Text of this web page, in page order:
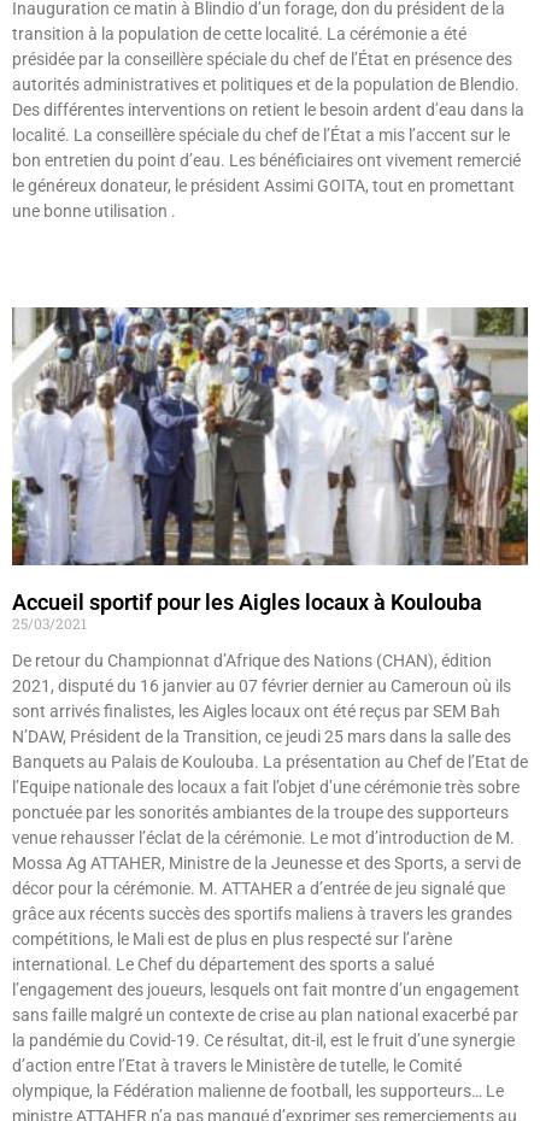
Inauguration ce matin à Blindio d’un forage, don du président de la
transition à la population de cette localité. La cérémonie a été
présidée par la conseillère spéciale du chef de l’État en présence des
autorités administratives et politiques et de la population de Blendio.
Des différentes interventions on retient le besoin ardent d’eau dans la
localité. La conseillère spéciale du chef de l’État a mis l’accent sur le
bon entretien du point d’eau. Les bénéficiaires ont vivement remercié
le généreux donateur, le président Assimi GOITA, tout en promettant
une bonne utilisation .
Accueil sportif pour les Aigles locaux à Koulouba
25/03/2021
De retour du Championnat d’Afrique des Nations (CHAN), édition
2021, disputé du 16 janvier au 07 février dernier au Cameroun où ils
sont arrivés finalistes, les Aigles locaux ont été reçus par SEM Bah
N’DAW, Président de la Transition, ce jeudi 25 mars dans la salle des
Banquets au Palais de Koulouba. La présentation au Chef de l’Etat de
l’Equipe nationale des locaux a fait l’objet d’une cérémonie très sobre
ponctuée par les sonorités ambiantes de la troupe des supporteurs
venue rehausser l’éclat de la cérémonie. Le mot d’introduction de M.
Mossa Ag ATTAHER, Ministre de la Jeunesse et des Sports, a servi de
décor pour la cérémonie. M. ATTAHER a d’entrée de jeu signalé que
grâce aux récents succès des sportifs maliens à travers les grandes
compétitions, le Mali est de plus en plus respecté sur l’arène
international. Le Chef du département des sports a salué
l’engagement des joueurs, lesquels ont fait montre d’un engagement
sans faille malgré un contexte de crise au plan national exacerbé par
la pandémie du Covid-19. Ce résultat, dit-il, est le fruit d’une synergie
d’action entre l’Etat à travers le Ministère de tutelle, le Comité
olympique, la Fédération malienne de football, les supporteurs… Le
ministre ATTAHER n’a pas manqué d’exprimer ses remerciements au